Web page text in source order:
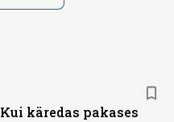
Kui käredas pakases